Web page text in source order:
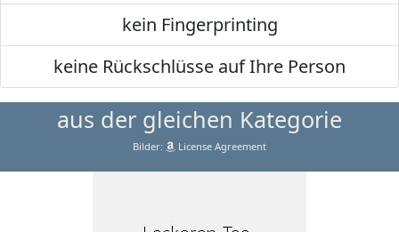
kein Fingerprinting
keine Rückschlüsse auf Ihre Person
aus der gleichen Kategorie
Bilder: License Agreement